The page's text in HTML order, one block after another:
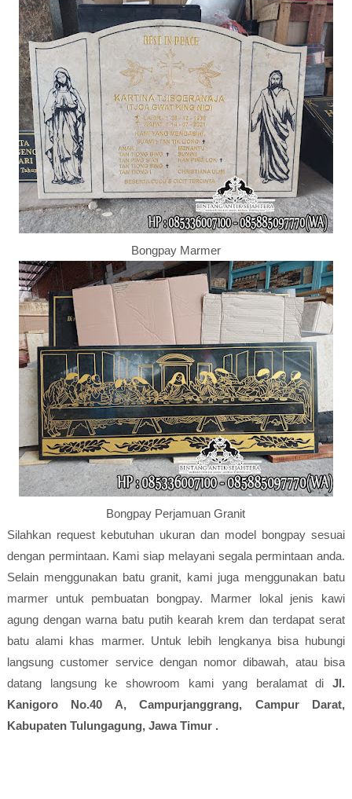
Bongpay Marmer
Bongpay Perjamuan Granit
Silahkan request kebutuhan ukuran dan model bongpay sesuai
dengan permintaan. Kami siap melayani segala permintaan anda.
Selain menggunakan batu granit, kami juga menggunakan batu
marmer untuk pembuatan bongpay. Marmer lokal jenis kawi
agung dengan warna batu putih kearah krem dan terdapat serat
batu alami khas marmer. Untuk lebih lengkanya bisa hubungi
langsung customer service dengan nomor dibawah, atau bisa
datang langsung ke showroom kami yang beralamat diJl.
Kanigoro No.40 A, Campurjanggrang, Campur Darat,
Kabupaten Tulungagung, Jawa Timur .